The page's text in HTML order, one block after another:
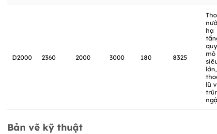
D2000 2360 2000 3000 180 8325
hạ
quy
mô
lớn,
lũ
Bản vẽ kỹ thuật